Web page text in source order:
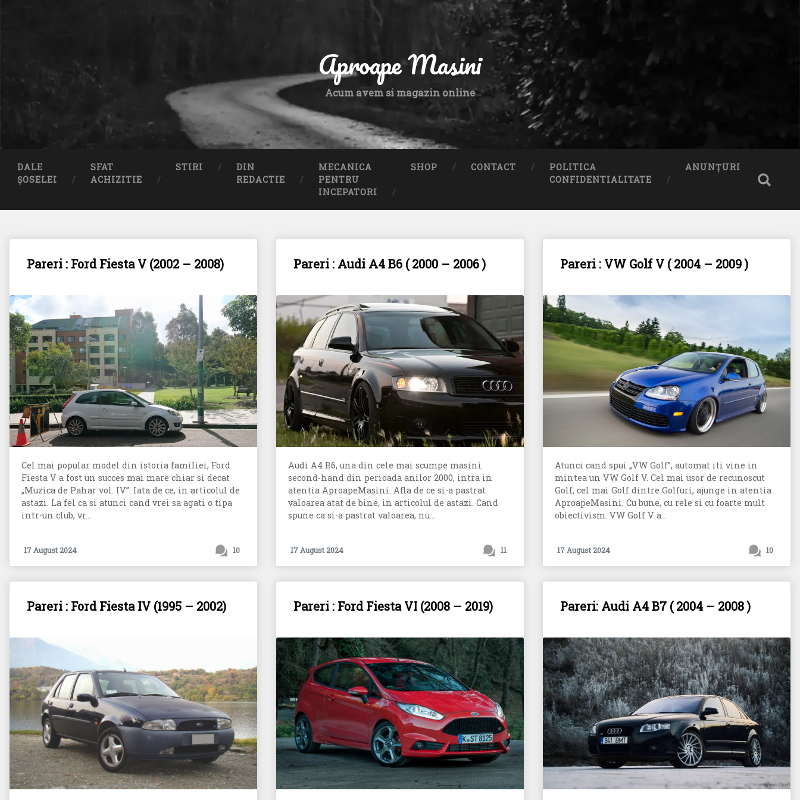
Aproape Masini
Acum avem si magazin online
DALE
ȘOSELEI
SFAT
ACHIZITIE
STIRI
DIN
REDACTIE
MECANICA
PENTRU
INCEPATORI
SHOP CONTACT
POLITICA
CONFIDENTIALITATE
ANUNȚURI
Pareri : Ford Fiesta V (2002 – 2008)
Cel mai popular model din istoria familiei, Ford
Fiesta V a fost un succes mai mare chiar si decat
„Muzica de Pahar vol. IV”. Iata de ce, in articolul de
astazi. La fel ca si atunci cand vrei sa agati o tipa
intr-un club, vr...
17 August 2024 10
Pareri : Audi A4 B6 ( 2000 – 2006 )
Audi A4 B6, una din cele mai scumpe masini
second-hand din perioada anilor 2000, intra in
atentia AproapeMasini. Afla de ce si-a pastrat
valoarea atat de bine, in articolul de astazi. Cand
spune ca si-a pastrat valoarea, nu...
17 August 2024 11
Pareri : VW Golf V ( 2004 – 2009 )
Atunci cand spui „VW Golf”, automat iti vine in
mintea un VW Golf V. Cel mai usor de recunoscut
Golf, cel mai Golf dintre Golfuri, ajunge in atentia
AproapeMasini. Cu bune, cu rele si cu foarte mult
obiectivism. VW Golf V a...
17 August 2024 10
Pareri : Ford Fiesta IV (1995 – 2002) Pareri : Ford Fiesta VI (2008 – 2019) Pareri: Audi A4 B7 ( 2004 – 2008 )